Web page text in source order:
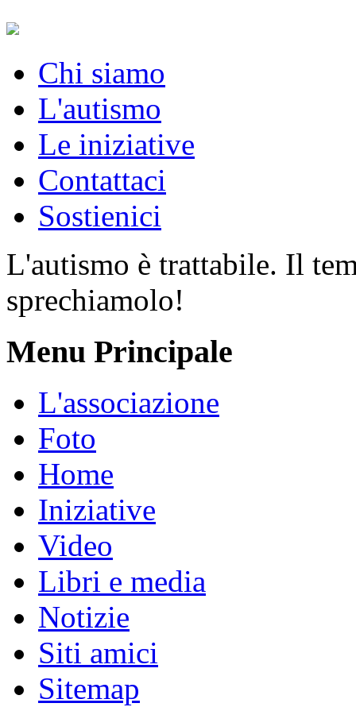
Chi siamo
L'autismo
Le iniziative
Contattaci
Sostienici
L'autismo è trattabile. Il
sprechiamolo!
Menu Principale
L'associazione
Foto
Home
Iniziative
Video
Libri e media
Notizie
Siti amici
Sitemap